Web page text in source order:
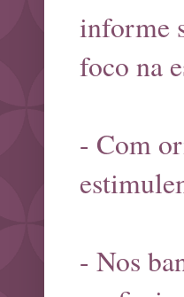
informe
foco na
- Com
- Nos